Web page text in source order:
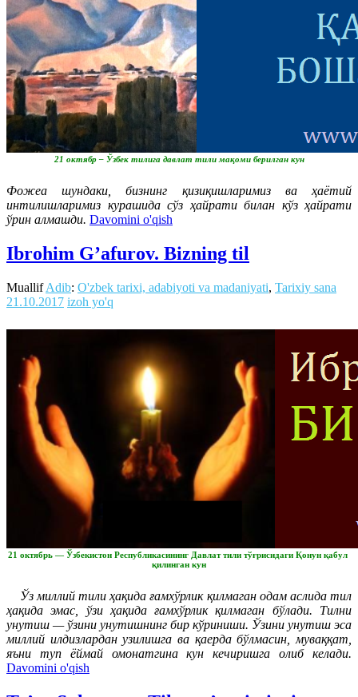
21 октябр – Ўзбек тилига давлат тили мақоми берилган кун
Фожеа шундаки, бизнинг қизиқишларимиз ва ҳаётий
интилишларимиз курашида сўз ҳайрати билан кўз ҳайрати
ўрин алмашди. Davomini o'qish
Ibrohim G’afurov. Bizning til
MuallifAdib: O'zbek tarixi, adabiyoti va madaniyati, Tarixiy sana
21.10.2017 izoh yo'q
21 октябрь — Ўзбекистон Республикасининг Давлат тили тўғрисидаги Қонун қабул
қилинган кун
Ўз миллий тили ҳақида ғамхўрлик қилмаган одам аслида тил
ҳақида эмас, ўзи ҳақида ғамхўрлик қилмаган бўлади. Тилни
унутиш — ўзини унутишнинг бир кўриниши. Ўзини унутиш эса
миллий илдизлардан узилишга ва қаерда бўлмасин, муваққат,
яъни туп ёймай омонатгина кун кечиришга олиб келади.
Davomini o'qish